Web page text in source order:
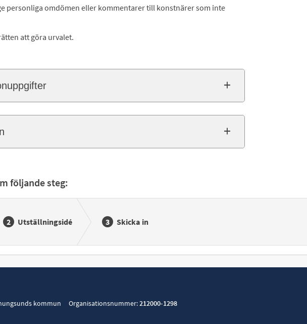
personliga omdömen eller kommentarer till konstnärer som inte
att göra urvalet.
följande steg:
Utställningsidé Skicka in
kommun Organisationsnummer:212000-1298